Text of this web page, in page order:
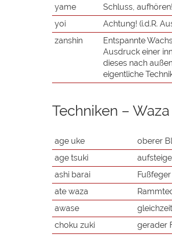
yame
Schluss, aufhören!
yoi
Achtung! (i.d.R.
zanshin
Entspannte
Ausdruck einer
dieses nach
eigentliche
Techniken – Waza
age uke
oberer
age tsuki
ashi barai
Fußfeger
ate waza
awase
choku zuki
gerader